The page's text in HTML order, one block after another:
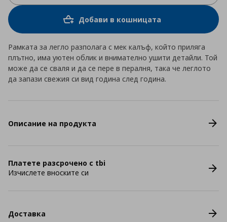
Добави в кошницата
Рамката за легло разполага с мек калъф, който приляга
плътно, има уютен облик и внимателно ушити детайли. Той
може да се сваля и да се пере в пералня, така че леглото
да запази свежия си вид година след година.
Описание на продукта
Платете разсрочено с tbi
Изчислете вноските си
Доставка